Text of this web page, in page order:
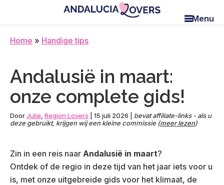
content
sidebar
blog
et
Menu
Home » Handige tips
Andalusië in maart:
onze complete gids!
DoorJulie Region Lovers 15 juli 2026
bevat affiliate-links - als u
deze gebruikt, krijgen wij een kleine commissie (meer lezen)
Zin in een reis naar Andalusië in maart?
Ontdek of de regio in deze tijd van het jaar iets voor u
is, met onze uitgebreide gids voor het klimaat, de